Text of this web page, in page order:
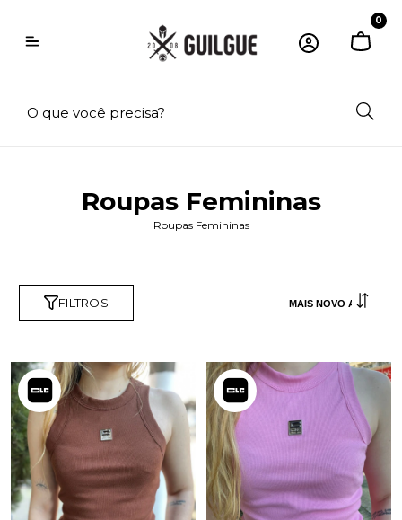
0
Roupas Femininas
Roupas Femininas
FILTROS